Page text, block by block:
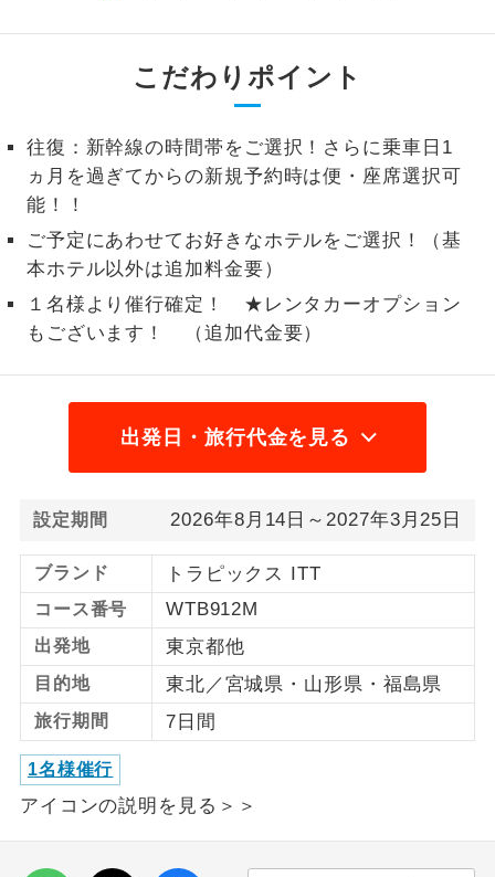
こだわりポイント
往復：新幹線の時間帯をご選択！さらに乗車日1
ヵ月を過ぎてからの新規予約時は便・座席選択可
能！！
ご予定にあわせてお好きなホテルをご選択！（基
本ホテル以外は追加料金要）
１名様より催行確定！ ★レンタカーオプション
もございます！ （追加代金要）
出発日・旅行代金を見る
設定期間 2026年8月14日～2027年3月25日
ブランド トラピックス ITT
コース番号 WTB912M
出発地 東京都他
目的地 東北／宮城県・山形県・福島県
旅行期間 7日間
1名様催行
アイコンの説明を見る＞＞
事の心配はいりません。（機内食を除
お部屋にてゆっくりとお召し上がりいた
トラベルイヤ
ホン
周りの音を気にせず、ガイドさんの説明
1名様催行
1名様から出発可能な個人型プランで
す。
2名様催行
2名様から出発可能な個人型プランで
す。
加限定
1名様1室同代
1名様1室利用でも追加料金がかからない
ご夫婦限定
す。
女性限定
女性限定でご参加いただけるコースで
す。
年齢制限あり
ご参加にあたり年齢に制限があるコース
です。
航空会社指定